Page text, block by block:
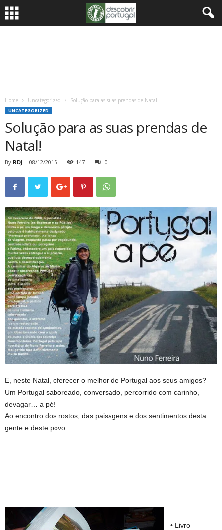
Home Uncategorized Solução para as suas prendas de Natal!
UNCATEGORIZED
Solução para as suas prendas de
Natal!
By RDJ - 08/12/2015 147 0
E, neste Natal, oferecer o melhor de Portugal aos seus amigos?
Um Portugal saboreado, conversado, percorrido com carinho,
devagar… a pé!
Ao encontro dos rostos, das paisagens e dos sentimentos desta
gente e deste povo.
• Livro